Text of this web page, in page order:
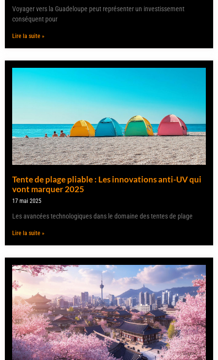
Voyager vers la Guadeloupe peut représenter un investissement
conséquent pour
Lire la suite »
Tente de plage pliable : Les innovations anti-UV qui
vont marquer 2025
17 mai 2025
Les avancées technologiques dans le domaine des tentes de plage
Lire la suite »